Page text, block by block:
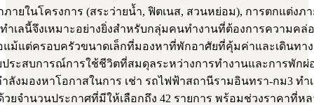
ายในโครงการ (สระว่ายน้ำ, ฟิตเนส, สวนหย่อม), การตกแต่งภ
ำเลนี้จึงเหมาะอย่างยิ่งสำหรับกลุ่มคนทำงานที่ต้องการความคล่
ม้แต่ครอบครัวขนาดเล็กที่มองหาที่พักอาศัยที่คุ้มค่าและเดินทาง
ประสบการณ์การใช้ชีวิตที่สมดุลระหว่างการทำงานและการพัก
ลังมองหาโอกาสในการ เช่า รถไฟฟ้าสถานีรามอินทรา-กม3 ทำ
วยจำนวนประกาศที่มีให้เลือกถึง 42 รายการ พร้อมช่วงราคาที่ห